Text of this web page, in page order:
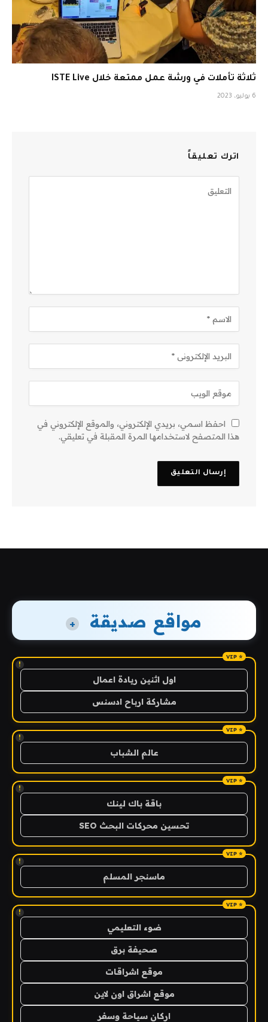
ثلاثة تأملات في ورشة عمل ممتعة خلال ISTE Live
6 يوليو، 2023
اترك تعليقاً
احفظ اسمي، بريدي الإلكتروني، والموقع الإلكتروني في
هذا المتصفح لاستخدامها المرة المقبلة في تعليقي.
مواقع صديقة +
!
اول اثنين ريادة اعمال
مشاركة ارباح ادسنس
!
عالم الشباب
!
باقة باك لينك
تحسين محركات البحث SEO
!
ماسنجر المسلم
!
ضوء التعليمي
صحيفة برق
موقع اشراقات
موقع اشراق اون لاين
اركان سياحة وسفر